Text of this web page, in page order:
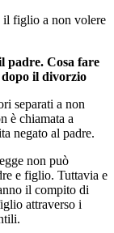
il figlio a non volere
padre. Cosa fare
il divorzio
separati a non
è chiamata a
negato al padre.
non può
e figlio. Tuttavia e
il compito di
attraverso i